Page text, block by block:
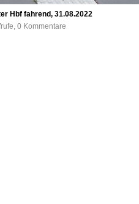
Hbf fahrend, 31.08.2022
0 Kommentare